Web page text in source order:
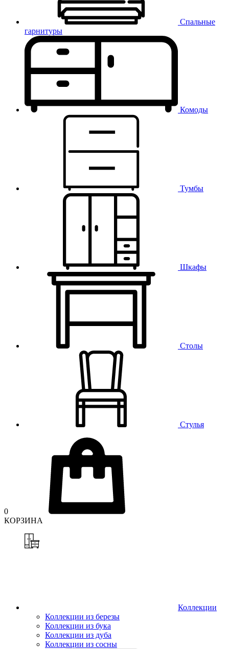
Спальные
гарнитуры
Комоды
Тумбы
Шкафы
Столы
Стулья
0
КОРЗИНА
Коллекции
Коллекции из березы
Коллекции из бука
Коллекции из дуба
Коллекции из сосны